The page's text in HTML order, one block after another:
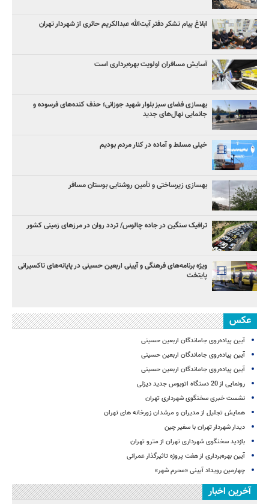
ابلاغ پیام تشکر دفتر آیت‌الله عبدالکریم حائری از شهردار تهران
آسایش مسافران اولویت بهره‌برداری است
بهسازی فضای سبز بلوار شهید جوزانی؛ حذف کنده‌های فرسوده و
جانمایی نهال‌های جدید
خیلی مسلط و آماده در کنار مردم بودیم
بهسازی زیرساختی و تأمین روشنایی بوستان مسافر
ترافیک سنگین در جاده چالوس/ تردد روان در مرزهای زمینی کشور
ویژه برنامه‌های فرهنگی و آیینی اربعین حسینی در پایانه‌های تاکسیرانی
پایتخت
عکس
آیین پیاده‌روی جاماندگان اربعین حسینی
آیین پیاده‌روی جاماندگان اربعین حسینی
آیین پیاده‌روی جاماندگان اربعین حسینی
رونمایی از 20 دستگاه اتوبوس جدید دیزلی
نشست خبری سخنگوی شهرداری تهران
همایش تجلیل از مدیران و مرشدان زورخانه های تهران
دیدار شهردار تهران با سفیر چین
بازدید سخنگوی شهرداری تهران از مترو تهران
آیین‌ بهره‌برداری از هفت پروژه تاثیرگذار عمرانی
چهارمین رویداد آیینی «محرم شهر»
آخرین اخبار